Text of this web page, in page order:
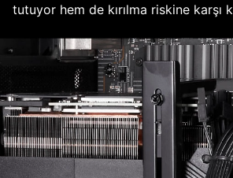
tutuyor hem de kırılma riskine karşı